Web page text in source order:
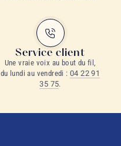
Service client
Une vraie voix au bout du fil,
du lundi au vendredi :04 22 91
35 75.